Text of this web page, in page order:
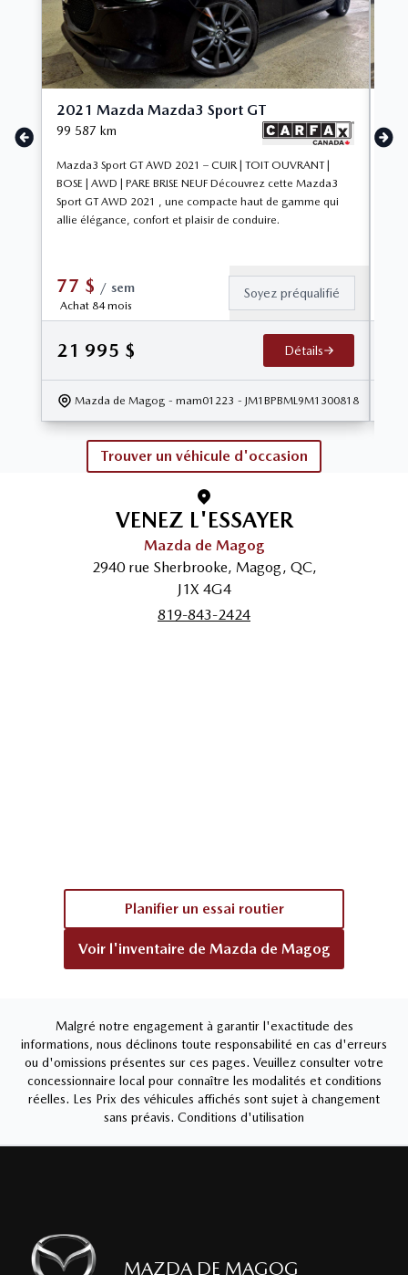
2021 Mazda Mazda3 Sport GT
99 587 km
Mazda3 Sport GT AWD 2021 – CUIR | TOIT OUVRANT |
BOSE | AWD | PARE BRISE NEUF Découvrez cette Mazda3
Sport GT AWD 2021 , une compacte haut de gamme qui
allie élégance, confort et plaisir de conduire.
77 $ / sem
Achat 84 mois
Soyez préqualifié
21 995 $ Détails
Mazda de Magog - mam01223 - JM1BPBML9M1300818
32
Trouver un véhicule d'occasion
VENEZ L'ESSAYER
Mazda de Magog
2940 rue Sherbrooke, Magog, QC,
J1X 4G4
819-843-2424
Planifier un essai routier
Voir l'inventaire de Mazda de Magog
Malgré notre engagement à garantir l'exactitude des
informations, nous déclinons toute responsabilité en cas d'erreurs
ou d'omissions présentes sur ces pages. Veuillez consulter votre
concessionnaire local pour connaître les modalités et conditions
réelles. Les Prix des véhicules affichés sont sujet à changement
sans préavis. Conditions d'utilisation
MAZDA DE MAGOG